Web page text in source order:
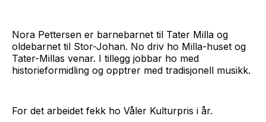
Nora Pettersen er barnebarnet til Tater Milla og
oldebarnet til Stor-Johan. No driv ho Milla-huset og
Tater-Millas venar. I tillegg jobbar ho med
historieformidling og opptrer med tradisjonell musikk.
For det arbeidet fekk ho Våler Kulturpris i år.